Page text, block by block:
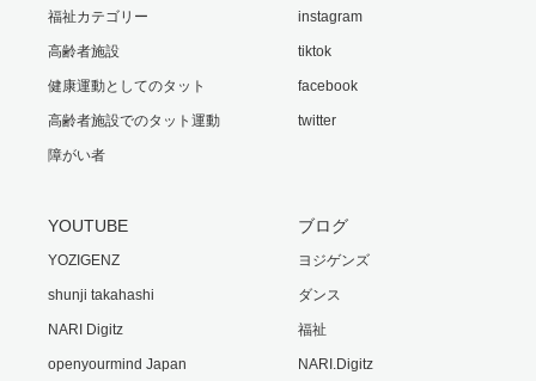
福祉カテゴリー
高齢者施設
健康運動としてのタット
高齢者施設でのタット運動
障がい者
instagram
tiktok
facebook
twitter
YOUTUBE
YOZIGENZ
shunji takahashi
NARI Digitz
openyourmind Japan
ブログ
ヨジゲンズ
ダンス
福祉
NARI.Digitz